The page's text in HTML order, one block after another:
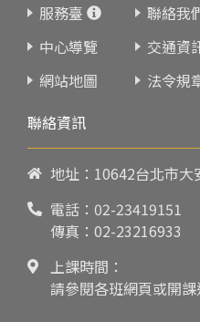
服務臺
聯絡我
中心導覽
交通資
網站地圖
法令規
聯絡資訊
地址：10642台北市
電話： 02-23419151
傳真：02-23216933
上課時間：
請參閱各班網頁或開課